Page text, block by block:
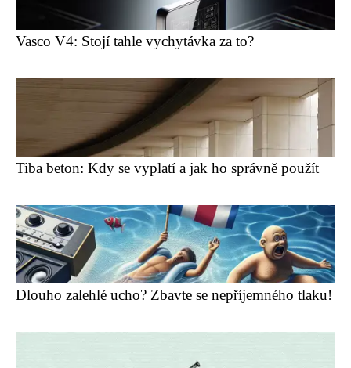
Vasco V4: Stojí tahle vychytávka za to?
Tiba beton: Kdy se vyplatí a jak ho správně použít
Dlouho zalehlé ucho? Zbavte se nepříjemného tlaku!